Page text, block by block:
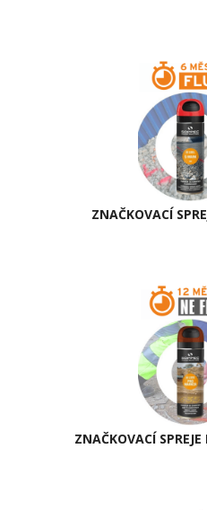
ZNAČKOVACÍ
ZNAČKOVACÍ